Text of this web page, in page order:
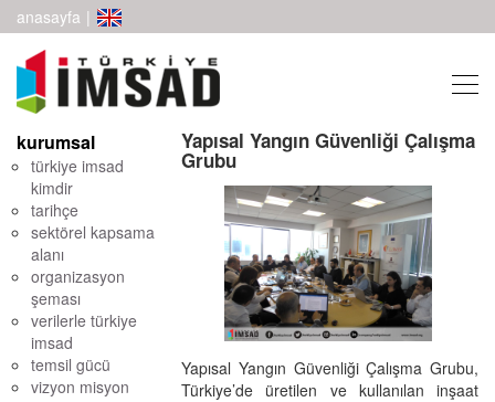
anasayfa |
kurumsal
türkiye imsad
kimdir
tarihçe
sektörel kapsama
alanı
organizasyon
şeması
verilerle türkiye
imsad
temsil gücü
vizyon misyon
Yapısal Yangın Güvenliği Çalışma
Grubu
Yapısal Yangın Güvenliği Çalışma Grubu,
Türkiye’de üretilen ve kullanılan inşaat